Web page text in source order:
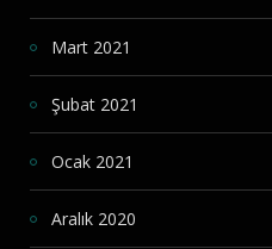
Mart 2021
Şubat 2021
Ocak 2021
Aralık 2020